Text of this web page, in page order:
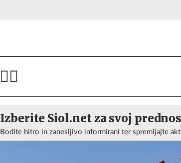
Izberite Siol.net za svoj
Bodite hitro in zanesljivo informirani ter spremljajte